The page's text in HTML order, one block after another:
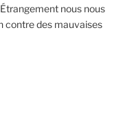
nous nous
contre des mauvaises